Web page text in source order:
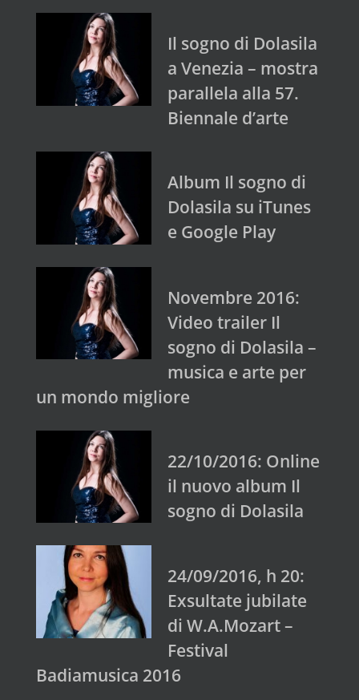
Il sogno di Dolasila
a Venezia – mostra
parallela alla 57.
Biennale d’arte
Album Il sogno di
Dolasila su iTunes
e Google Play
Novembre 2016:
Video trailer Il
sogno di Dolasila –
musica e arte per
un mondo migliore
22/10/2016: Online
il nuovo album Il
sogno di Dolasila
24/09/2016, h 20:
Exsultate jubilate
di W.A.Mozart –
Festival
Badiamusica 2016